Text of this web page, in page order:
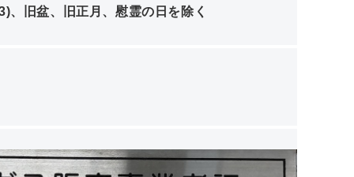
旧盆、旧正月、慰霊の日を除く